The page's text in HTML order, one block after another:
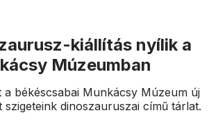
kiállítás nyílik a
Múzeumban
békéscsabai Munkácsy Múzeum új
szigeteink dinoszauruszai című tárlat.